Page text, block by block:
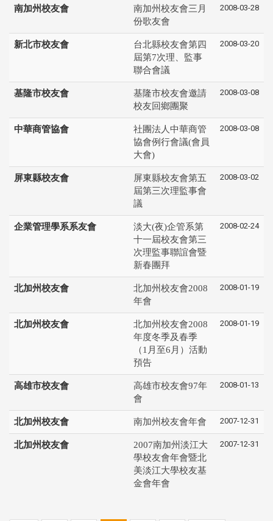
南加州校友會
南加州校友會三月
份歌友會
2008-03-28
新北市校友會
台北縣校友會第四
屆第7次理、監事
聯合會議
2008-03-20
基隆市校友會
基隆市校友會邀請
校友回鄉團聚
2008-03-08
中華商管協會
社團法人中華商管
協會例行會議(會員
大會)
2008-03-08
屏東縣校友會
屏東縣校友會第五
屆第三次理監事會
議
2008-03-02
企業管理學系系友會
淡大(夜)企管系第
十一屆校友會第三
次理監事聯誼會暨
新春團拜
2008-02-24
北加州校友會
北加州校友會2008
年會
2008-01-19
北加州校友會
北加州校友會2008
年度冬季及春季
（1月至6月）活動
預告
2008-01-19
高雄市校友會
高雄市校友會97年
會
2008-01-13
北加州校友會 南加州校友會年會 2007-12-31
北加州校友會
2007南加州淡江大
學校友會年會暨北
美淡江大學校友基
金會年會
2007-12-31